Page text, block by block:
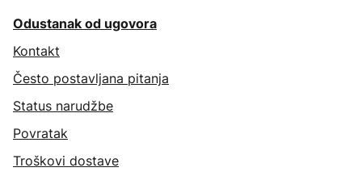
Odustanak od ugovora
Kontakt
Često postavljana pitanja
Status narudžbe
Povratak
Troškovi dostave